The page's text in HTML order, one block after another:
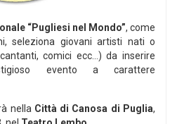
“Pugliesi nel Mondo”, come
seleziona giovani artisti nati o
comici ecc…) da inserire
evento a carattere
nella Città di Canosa di Puglia,